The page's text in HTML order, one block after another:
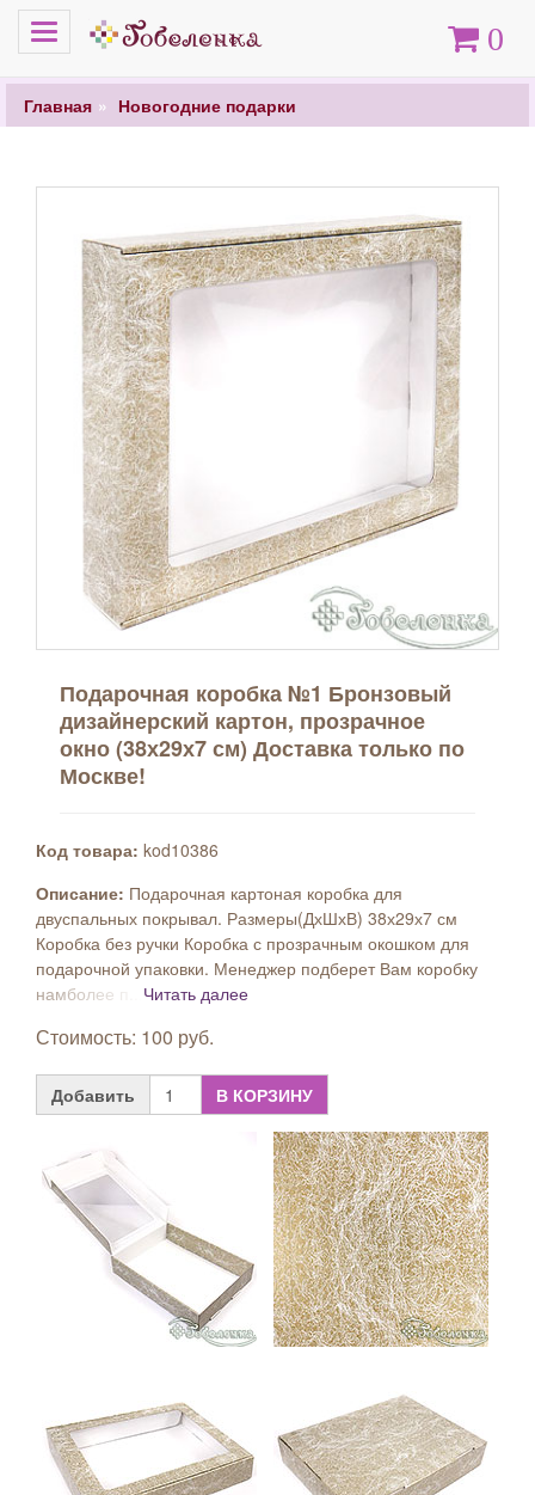
Меню Корзина
0
Главная Новогодние подарки
Подарочная коробка №1 Бронзовый
дизайнерский картон, прозрачное
окно (38х29х7 см) Доставка только по
Москве!
Код товара: kod10386
Описание: Подарочная картоная коробка для
двуспальных покрывал. Размеры(ДхШхВ) 38х29х7 см
Коробка без ручки Коробка с прозрачным окошком для
подарочной упаковки. Менеджер подберет Вам коробку
намболее п... Читать далее
Стоимость: 100 руб.
Добавить В КОРЗИНУ